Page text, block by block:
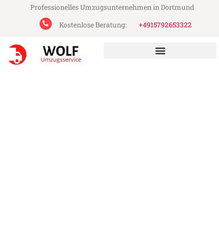
Professionelles Umzugsunternehmen in Dortmund
Kostenlose Beratung:
+4915792653322